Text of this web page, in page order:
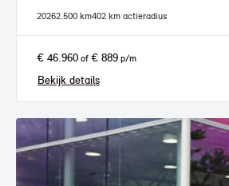
20262.500 km402 km actieradius
€ 46.960 of € 889 p/m
Bekijk details